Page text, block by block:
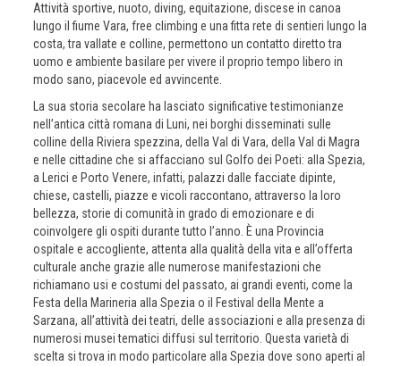
Attività sportive, nuoto, diving, equitazione, discese in canoa
lungo il fiume Vara, free climbing e una fitta rete di sentieri lungo la
costa, tra vallate e colline, permettono un contatto diretto tra
uomo e ambiente basilare per vivere il proprio tempo libero in
modo sano, piacevole ed avvincente.
La sua storia secolare ha lasciato significative testimonianze
nell’antica città romana di Luni, nei borghi disseminati sulle
colline della Riviera spezzina, della Val di Vara, della Val di Magra
e nelle cittadine che si affacciano sul Golfo dei Poeti: alla Spezia,
a Lerici e Porto Venere, infatti, palazzi dalle facciate dipinte,
chiese, castelli, piazze e vicoli raccontano, attraverso la loro
bellezza, storie di comunità in grado di emozionare e di
coinvolgere gli ospiti durante tutto l’anno. È una Provincia
ospitale e accogliente, attenta alla qualità della vita e all’offerta
culturale anche grazie alle numerose manifestazioni che
richiamano usi e costumi del passato, ai grandi eventi, come la
Festa della Marineria alla Spezia o il Festival della Mente a
Sarzana, all’attività dei teatri, delle associazioni e alla presenza di
numerosi musei tematici diffusi sul territorio. Questa varietà di
scelta si trova in modo particolare alla Spezia dove sono aperti al